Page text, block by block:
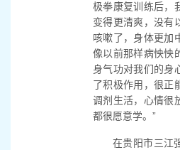
极拳康复训练后，
变得更清爽，没有
咳嗽了，身体更加
像以前那样病怏怏
身气功对我们的身
了积极作用，很正
调剂生活，心情很
都很愿意学。”
在贵阳市三江